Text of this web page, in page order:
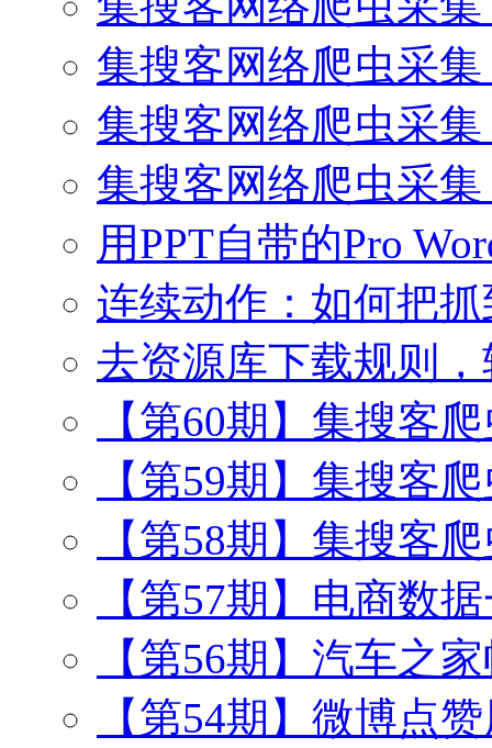
集搜客网络爬虫采
集搜客网络爬虫采
集搜客网络爬虫采
用PPT自带的Pro
连续动作：如何把
去资源库下载规则
【第60期】集搜客
【第59期】集搜客
【第58期】集搜客
【第57期】电商数
【第56期】汽车之
【第54期】微博点